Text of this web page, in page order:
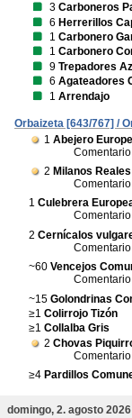
3 Carboneros
6 Herrerillos
1 Carbonero
1 Carbonero
9 Trepadores
6 Agateadores
1 Arrendajo
Orbaizeta [643/767] /
1 Abejero
2 Milanos Reales
1 Culebrera
2 Cernícalos
~60 Vencejos
~15 Golondrinas
≥1 Colirrojo Tizón
≥1 Collalba Gris
2 Chovas
≥4 Pardillos
domingo, 2. agosto 2026